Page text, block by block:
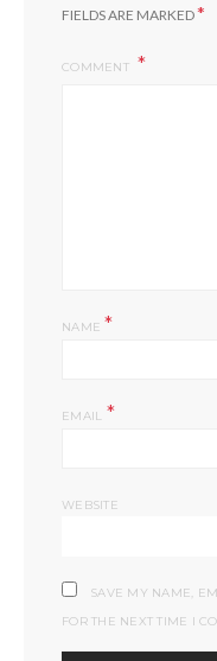
FIELDS ARE MARKED*
COMMENT
NAME *
EMAIL *
WEBSITE
SAVE MY NAME,
FOR THE NEXT TIME I